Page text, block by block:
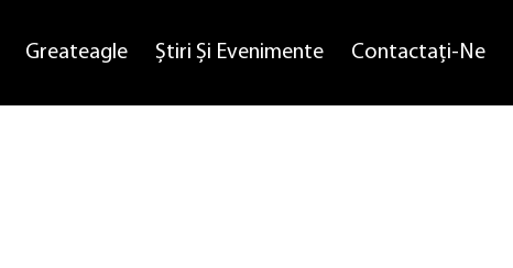
Greateagle Știri Și Evenimente Contactaţi-Ne